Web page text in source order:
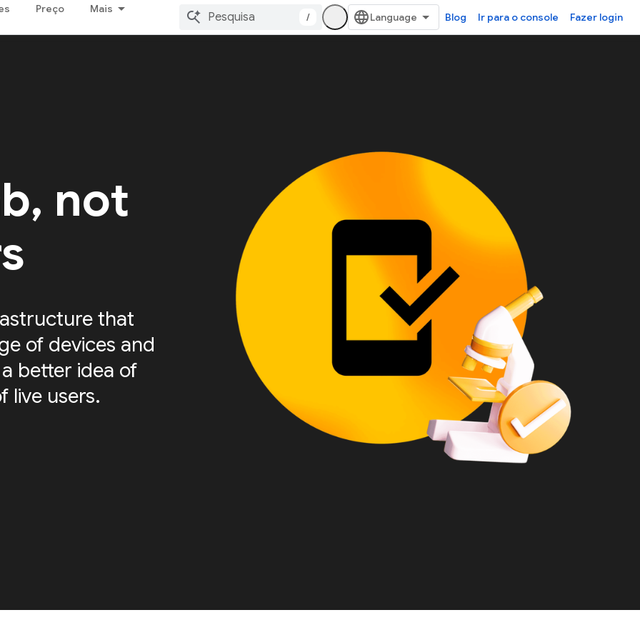
Preço Mais
/ Blog Ir para o console Fazer login
not
that
of devices and
better idea of
live users.